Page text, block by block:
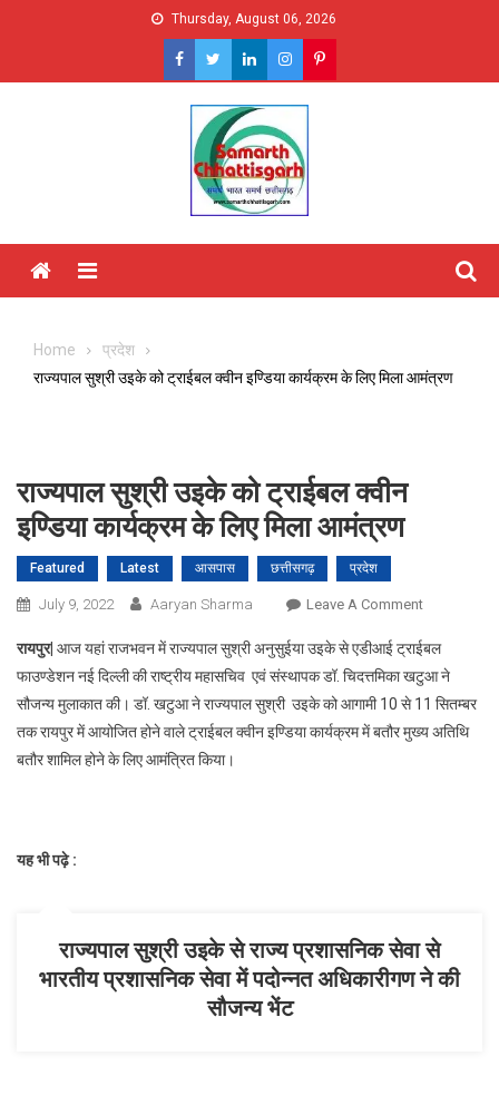
Thursday, August 06, 2026
Menu
Home
प्रदेश
राज्यपाल सुश्री उइके को ट्राईबल क्वीन इण्डिया कार्यक्रम के लिए मिला आमंत्रण
राज्यपाल सुश्री उइके को ट्राईबल क्वीन
इण्डिया कार्यक्रम के लिए मिला आमंत्रण
Featured Latest आसपास छत्तीसगढ़ प्रदेश
July 9, 2022 Aaryan Sharma Leave A CommentOn
सुश्री
उइके
को
ट्राईबल
रायपुर| आज यहां राजभवन में राज्यपाल सुश्री अनुसुईया उइके से एडीआई ट्राईबल
फाउण्डेशन नई दिल्ली की राष्ट्रीय महासचिव एवं संस्थापक डॉ. चिदत्तमिका खटुआ ने
सौजन्य मुलाकात की। डॉ. खटुआ ने राज्यपाल सुश्री उइके को आगामी 10 से 11 सितम्बर
तक रायपुर में आयोजित होने वाले ट्राईबल क्वीन इण्डिया कार्यक्रम में बतौर मुख्य अतिथि
बतौर शामिल होने के लिए आमंत्रित किया।
यह भी पढ़े :
राज्यपाल सुश्री उइके से राज्य प्रशासनिक सेवा से
भारतीय प्रशासनिक सेवा में पदोन्नत अधिकारीगण ने की
सौजन्य भेंट